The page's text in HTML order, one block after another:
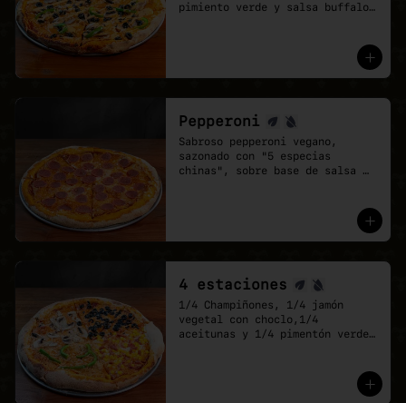
pimiento verde y salsa buffalo
Pepperoni
Sabroso pepperoni vegano,
sazonado con "5 especias
chinas", sobre base de salsa
4 estaciones
1/4 Champiñones, 1/4 jamón
vegetal con choclo,1/4
aceitunas y 1/4 pimentón verde